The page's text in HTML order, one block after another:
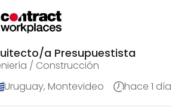
a Presupuestista
/ Construcción
Uruguay, Montevideo
hace 1 día